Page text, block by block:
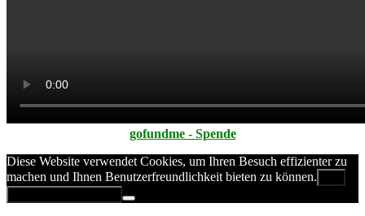
gofundme - Spende
Diese Website verwendet Cookies, um Ihren Besuch effizienter zu
machen und Ihnen Benutzerfreundlichkeit bieten zu können.